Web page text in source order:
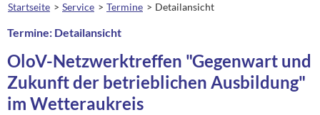
Startseite
Service Termine aktuelle Seite:
Detailansicht
Termine: Detailansicht
OloV-Netzwerktreffen "Gegenwart und
Zukunft der betrieblichen Ausbildung"
im Wetteraukreis